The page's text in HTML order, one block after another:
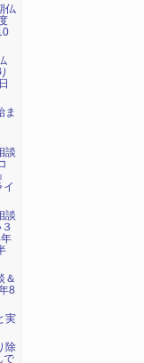
仏
ま
談
イ
談
＆
8
実
除
で